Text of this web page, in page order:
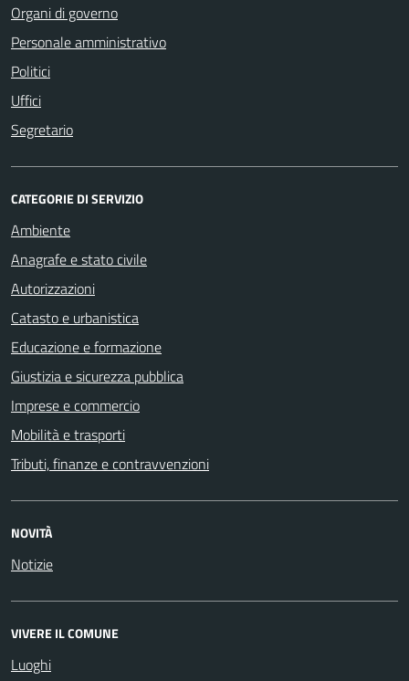
Organi di governo
Personale amministrativo
Politici
Uffici
Segretario
CATEGORIE DI SERVIZIO
Ambiente
Anagrafe e stato civile
Autorizzazioni
Catasto e urbanistica
Educazione e formazione
Giustizia e sicurezza pubblica
Imprese e commercio
Mobilità e trasporti
Tributi, finanze e contravvenzioni
NOVITÀ
Notizie
VIVERE IL COMUNE
Luoghi